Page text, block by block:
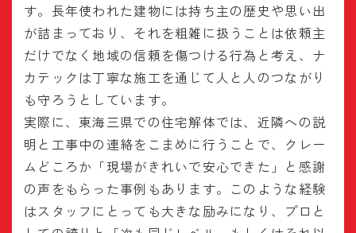
す。長年使われた建物には持ち主の歴史や思い出
が詰まっており、それを粗雑に扱うことは依頼主
だけでなく地域の信頼を傷つける行為と考え、ナ
カテックは丁寧な施工を通じて人と人のつながり
も守ろうとしています。
実際に、東海三県での住宅解体では、近隣への説
明と工事中の連絡をこまめに行うことで、クレー
ムどころか「現場がきれいで安心できた」と感謝
の声をもらった事例もあります。このような経験
はスタッフにとっても大きな励みになり、プロと